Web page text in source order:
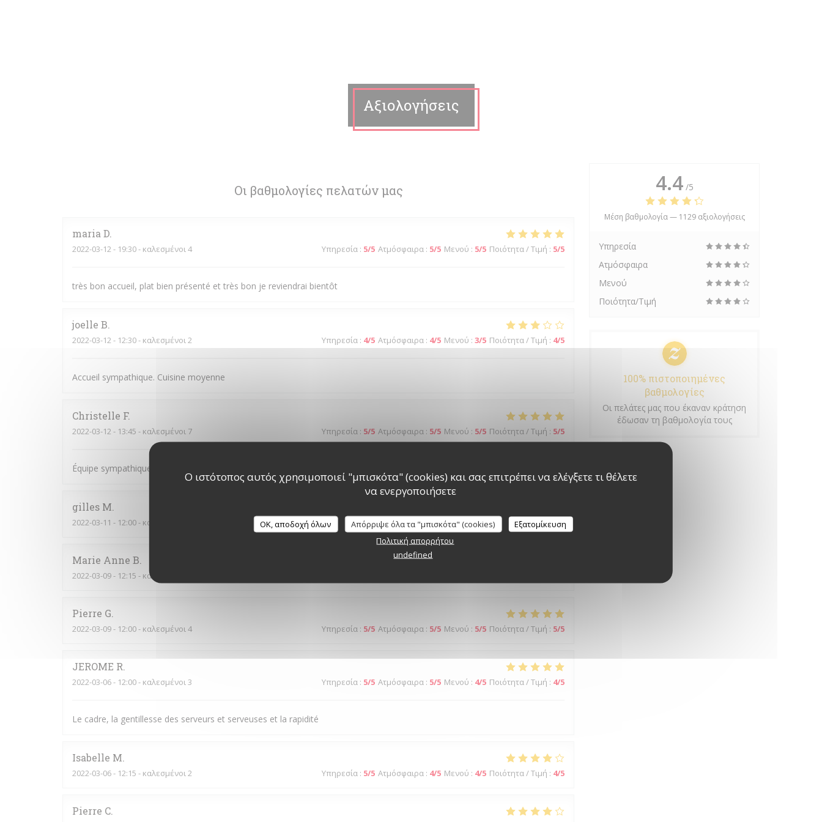
Ο ιστότοπος αυτός χρησιμοποιεί "μπισκότα" (cookies) και σας επιτρέπει να ελέγξετε τι θέλετε
να ενεργοποιήσετε
OK, αποδοχή όλων Απόρριψε όλα τα "μπισκότα" (cookies)
Εξατομίκευση
Πολιτική απορρήτου
undefined
Αξιολογήσεις
Οι βαθμολογίες πελατών μας
maria D
2022-03-12 - 19:30 - καλεσμένοι 4 Υπηρεσία : 5/5 Ατμόσφαιρα : 5/5 Μενού : 5/5 Ποιότητα / Τιμή : 5/5
très bon accueil, plat bien présenté et très bon je reviendrai bientôt
joelle B
2022-03-12 - 12:30 - καλεσμένοι 2 Υπηρεσία : 4/5 Ατμόσφαιρα : 4/5 Μενού : 3/5 Ποιότητα / Τιμή : 4/5
Accueil sympathique. Cuisine moyenne
Christelle F
2022-03-12 - 13:45 - καλεσμένοι 7 Υπηρεσία : 5/5 Ατμόσφαιρα : 5/5 Μενού : 5/5 Ποιότητα / Τιμή : 5/5
Équipe sympathique et souriante
gilles M
2022-03-11 - 12:00 - καλεσμένοι 2 Υπηρεσία:4/5 Ατμόσφαιρα:4/5 Μενού: 4/5 Ποιότητα / Τιμή: 4/5
Marie Anne B
2022-03-09- 12:15 - καλεσμένοι 2
Pierre G
2022-03-09- 12:00 - καλεσμένοι 4 Υπηρεσία : 5/5 Ατμόσφαιρα : 5/5 Μενού : 5/5 Ποιότητα / Τιμή : 5/5
JEROME R
2022-03-06- 12:00 - καλεσμένοι 3 Υπηρεσία : 5/5 Ατμόσφαιρα : 5/5 Μενού : 4/5 Ποιότητα / Τιμή : 4/5
Le cadre, la gentillesse des serveurs et serveuses et la rapidité
Isabelle M
2022-03-06- 12:15 - καλεσμένοι 2 Υπηρεσία : 5/5 Ατμόσφαιρα : 4/5 Μενού : 4/5 Ποιότητα / Τιμή : 4/5
Pierre C
4.4 /5
Μέση βαθμολογία — 1129 αξιολογήσεις
Υπηρεσία
Ατμόσφαιρα
Μενού
Ποιότητα/Τιμή
100% πιστοποιημένες
βαθμολογίες
Οι πελάτες μας που έκαναν κράτηση
έδωσαν τη βαθμολογία τους